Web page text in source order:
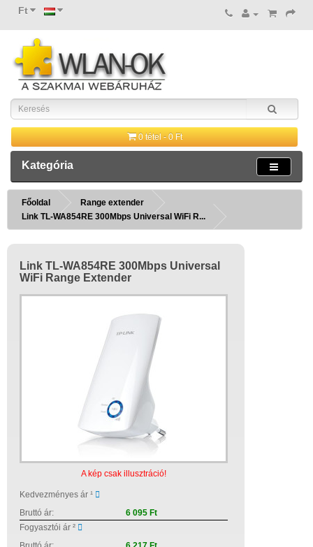
Ft
0 tétel - 0 Ft
Kategória
Főoldal
Range extender
Link TL-WA854RE 300Mbps Universal WiFi R...
Link TL-WA854RE 300Mbps Universal
WiFi Range Extender
A kép csak illusztráció!
Kedvezményes ár ¹
Bruttó ár:
6 095 Ft
Fogyasztói ár ²